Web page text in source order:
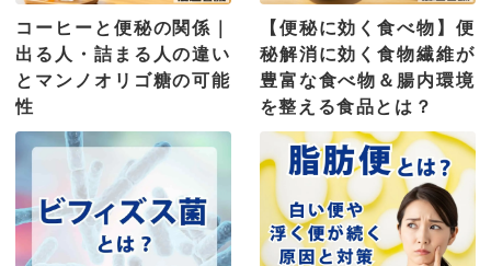
コーヒーと便秘の関係｜
出る人・詰まる人の違い
とマンノオリゴ糖の可能
性
【便秘に効く食べ物】便
秘解消に効く食物繊維が
豊富な食べ物＆腸内環境
を整える食品とは？